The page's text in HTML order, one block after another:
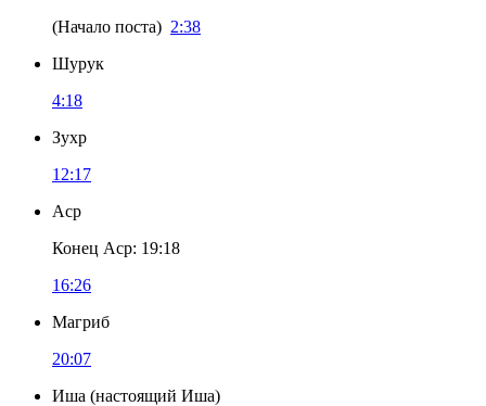
(Начало поста) 2:38
Шурук
4:18
Зухр
12:17
Аср
Конец Аср: 19:18
16:26
Магриб
20:07
Иша (настоящий Иша)